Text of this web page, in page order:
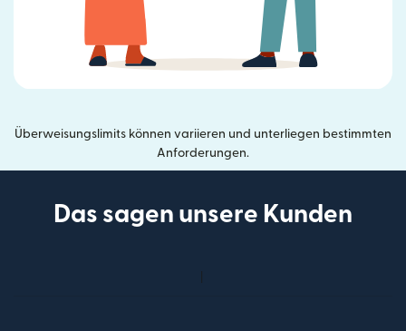
Überweisungslimits können variieren und unterliegen bestimmten
Anforderungen.
Das sagen unsere Kunden